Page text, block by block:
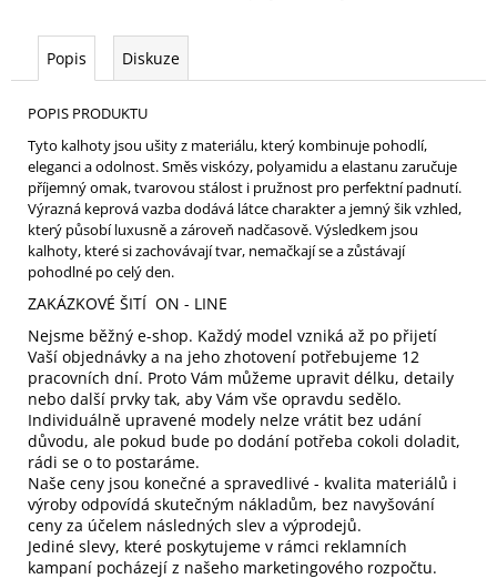
Popis Diskuze
POPIS PRODUKTU
Tyto kalhoty jsou ušity z materiálu, který kombinuje pohodlí,
eleganci a odolnost. Směs viskózy, polyamidu a elastanu zaručuje
příjemný omak, tvarovou stálost i pružnost pro perfektní padnutí.
Výrazná keprová vazba dodává látce charakter a jemný šik vzhled,
který působí luxusně a zároveň nadčasově. Výsledkem jsou
kalhoty, které si zachovávají tvar, nemačkají se a zůstávají
pohodlné po celý den.
ZAKÁZKOVÉ ŠITÍ ON - LINE
Nejsme běžný e-shop. Každý model vzniká až po přijetí
Vaší objednávky a na jeho zhotovení potřebujeme 12
pracovních dní. Proto Vám můžeme upravit délku, detaily
nebo další prvky tak, aby Vám vše opravdu sedělo.
Individuálně upravené modely nelze vrátit bez udání
důvodu, ale pokud bude po dodání potřeba cokoli doladit,
rádi se o to postaráme.
Naše ceny jsou konečné a spravedlivé - kvalita materiálů i
výroby odpovídá skutečným nákladům, bez navyšování
ceny za účelem následných slev a výprodejů.
Jediné slevy, které poskytujeme v rámci reklamních
kampaní pocházejí z našeho marketingového rozpočtu.